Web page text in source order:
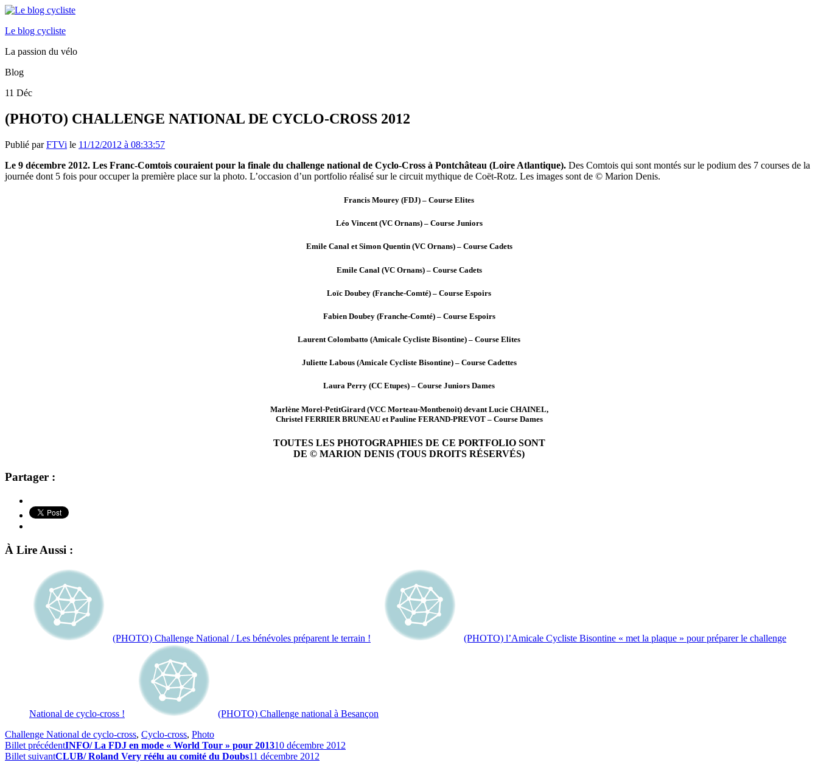
Le blog cycliste
La passion du vélo
Blog
11 Déc
(PHOTO) CHALLENGE NATIONAL DE CYCLO-CROSS 2012
Publié parFTVi le 11/12/2012 à 08:33:57
Le 9 décembre 2012. Les Franc-Comtois couraient pour la finale du challenge national de Cyclo-Cross à Pontchâteau (Loire Atlantique). Des Comtois qui sont montés sur le podium des 7 courses de la
journée dont 5 fois pour occuper la première place sur la photo. L’occasion d’un portfolio réalisé sur le circuit mythique de Coët-Rotz. Les images sont de © Marion Denis.
Francis Mourey (FDJ) – Course Elites
Léo Vincent (VC Ornans) – Course Juniors
Emile Canal et Simon Quentin (VC Ornans) – Course Cadets
Emile Canal (VC Ornans) – Course Cadets
Loïc Doubey (Franche-Comté) – Course Espoirs
Fabien Doubey (Franche-Comté) – Course Espoirs
Laurent Colombatto (Amicale Cycliste Bisontine) – Course Elites
Juliette Labous (Amicale Cycliste Bisontine) – Course Cadettes
Laura Perry (CC Etupes) – Course Juniors Dames
Marlène Morel-PetitGirard (VCC Morteau-Montbenoit) devant Lucie CHAINEL,
Christel FERRIER BRUNEAU et Pauline FERAND-PREVOT – Course Dames
TOUTES LES PHOTOGRAPHIES DE CE PORTFOLIO SONT
DE © MARION DENIS (TOUS DROITS RÉSERVÉS)
Partager :
À Lire Aussi :
(PHOTO) Challenge National / Les bénévoles préparent le terrain ! (PHOTO) l’Amicale Cycliste Bisontine « met la plaque » pour préparer le challenge
National de cyclo-cross !
(PHOTO) Challenge national à Besançon
Challenge National de cyclo-cross, Cyclo-cross, Photo
Billet précédentINFO/ La FDJ en mode « World Tour » pour 201310 décembre 2012
Billet suivantCLUB/ Roland Very réélu au comité du Doubs11 décembre 2012